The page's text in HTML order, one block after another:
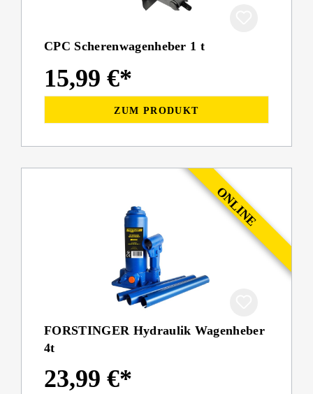
CPC Scherenwagenheber 1 t
15,99 €*
ZUM PRODUKT
FORSTINGER Hydraulik Wagenheber
4t
23,99 €*